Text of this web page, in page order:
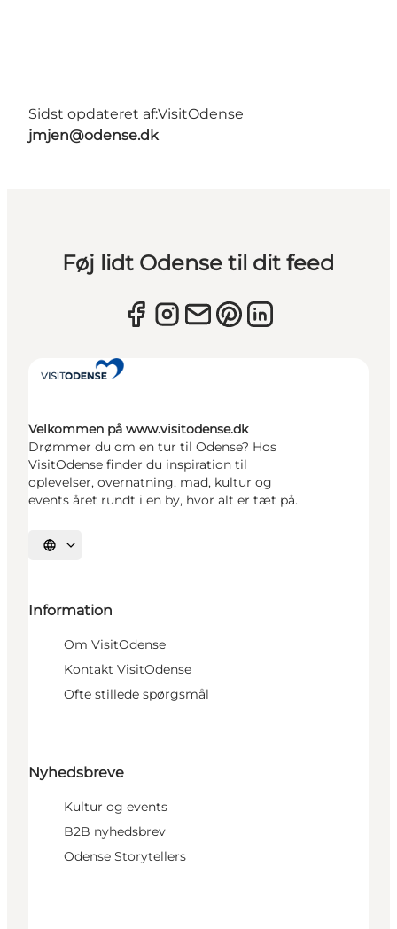
Sidst opdateret af:VisitOdense
jmjen@odense.dk
Føj lidt Odense til dit feed
Velkommen på www.visitodense.dk
Drømmer du om en tur til Odense? Hos
VisitOdense finder du inspiration til
oplevelser, overnatning, mad, kultur og
events året rundt i en by, hvor alt er tæt på.
Vælg sprog
Information
Om VisitOdense
Kontakt VisitOdense
Ofte stillede spørgsmål
Nyhedsbreve
Kultur og events
B2B nyhedsbrev
Odense Storytellers